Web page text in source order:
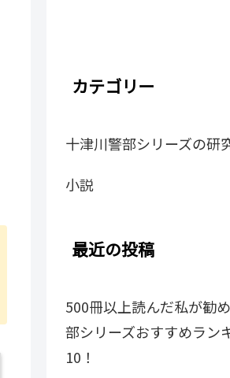
カテゴリー
十津川警部シリーズの研
小説
最近の投稿
500冊以上読んだ私が勧
部シリーズおすすめラン
10！